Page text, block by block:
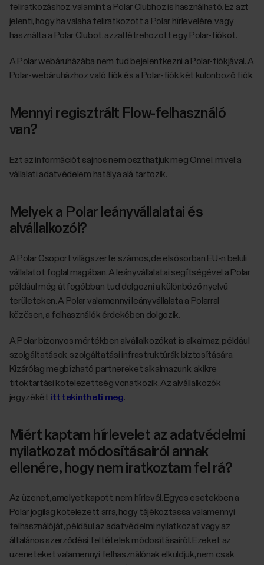
feliratkozáshoz, valamint a Polar Clubhoz is használható. Ez azt
jelenti, hogy ha valaha feliratkozott a Polar hírlevelére, vagy
használta a Polar Clubot, azzal létrehozott egy Polar-fiókot.
A Polar webáruházába nem tud bejelentkezni a Polar-fiókjával. A
Polar-webáruházhoz való fiók és a Polar-fiók két különböző fiók.
Mennyi regisztrált Flow-felhasználó
van?
Ezt az információt sajnos nem oszthatjuk meg Önnel, mivel a
vállalati adatvédelem hatálya alá tartozik.
Melyek a Polar leányvállalatai és
alvállalkozói?
A Polar Csoport világszerte számos, de elsősorban EU-n belüli
vállalatot foglal magában. A leányvállalatai segítségével a Polar
például még átfogóbban tud dolgozni a különböző nyelvű
területeken. A Polar valamennyi leányvállalata a Polarral
közösen, a felhasználók érdekében dolgozik.
A Polar bizonyos mértékben alvállalkozókat is alkalmaz, például
szolgáltatások, szolgáltatási infrastruktúrák biztosítására.
Kizárólag megbízható partnereket alkalmazunk, akikre
titoktartási kötelezettség vonatkozik. Az alvállalkozók
jegyzékét itt tekintheti meg.
Miért kaptam hírlevelet az adatvédelmi
nyilatkozat módosításairól annak
ellenére, hogy nem iratkoztam fel rá?
Az üzenet, amelyet kapott, nem hírlevél. Egyes esetekben a
Polar jogilag kötelezett arra, hogy tájékoztassa valamennyi
felhasználóját, például az adatvédelmi nyilatkozat vagy az
általános szerződési feltételek módosításairól. Ezeket az
üzeneteket valamennyi felhasználónak elküldjük, nem csak